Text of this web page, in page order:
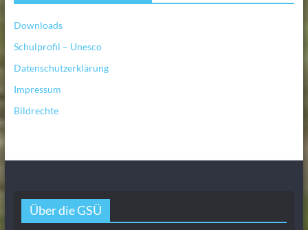
Downloads
Schulprofil – Unesco
Datenschutzerklärung
Impressum
Bildrechte
Über die GSÜ